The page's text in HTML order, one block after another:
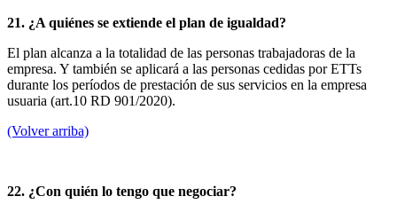
21. ¿A quiénes se extiende el plan de igualdad?
El plan alcanza a la totalidad de las personas trabajadoras de la
empresa. Y también se aplicará a las personas cedidas por ETTs
durante los períodos de prestación de sus servicios en la empresa
usuaria (art.10 RD 901/2020).
(Volver arriba)
22. ¿Con quién lo tengo que negociar?